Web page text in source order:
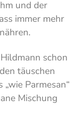
und der
immer mehr
schon
täuschen
Parmesan“
Mischung